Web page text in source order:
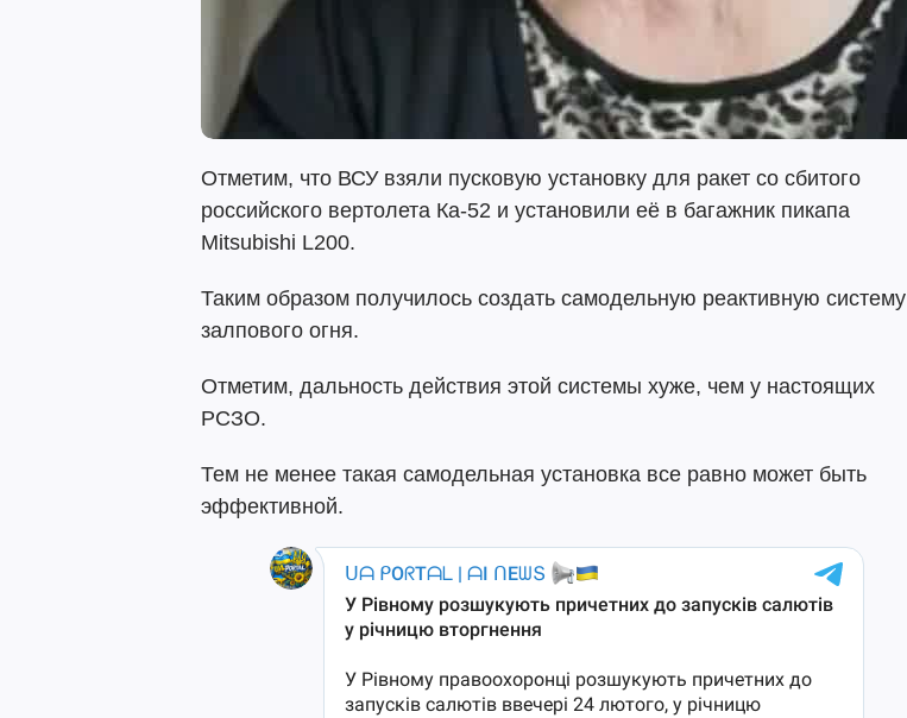
Отметим, что ВСУ взяли пусковую установку для ракет со сбитого
российского вертолета Ка-52 и установили её в багажник пикапа
Mitsubishi L200.
Таким образом получилось создать самодельную реактивную систему
залпового огня.
Отметим, дальность действия этой системы хуже, чем у настоящих
РСЗО.
Тем не менее такая самодельная установка все равно может быть
эффективной.